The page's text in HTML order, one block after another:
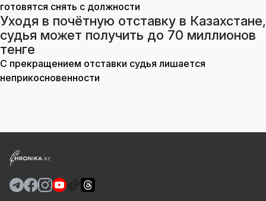
готовятся снять с должности
Уходя в почётную отставку в Казахстане,
судья может получить до 70 миллионов
тенге
С прекращением отставки судья лишается
неприкосновенности